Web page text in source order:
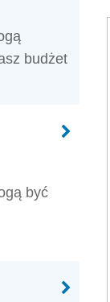
budżet
być